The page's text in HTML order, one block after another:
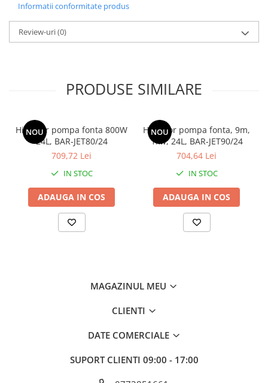
Informatii conformitate produs
Review-uri(0)
PRODUSE SIMILARE
NOU
Hidrofor pompa fonta 800W
24L, BAR-JET80/24
709,72 Lei
IN STOC
ADAUGA IN COS
NOU
Hidrofor pompa fonta, 9m,
1kw, 24L, BAR-JET90/24
704,64 Lei
IN STOC
ADAUGA IN COS
MAGAZINUL MEU
CLIENTI
DATE COMERCIALE
SUPORT CLIENTI 09:00 - 17:00